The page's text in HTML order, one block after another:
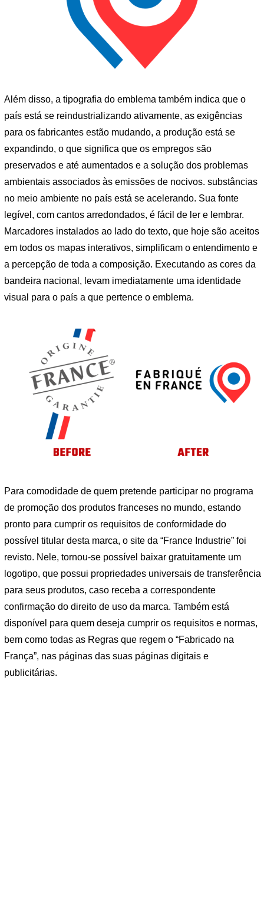
Além disso, a tipografia do emblema também indica que o
país está se reindustrializando ativamente, as exigências
para os fabricantes estão mudando, a produção está se
expandindo, o que significa que os empregos são
preservados e até aumentados e a solução dos problemas
ambientais associados às emissões de nocivos. substâncias
no meio ambiente no país está se acelerando. Sua fonte
legível, com cantos arredondados, é fácil de ler e lembrar.
Marcadores instalados ao lado do texto, que hoje são aceitos
em todos os mapas interativos, simplificam o entendimento e
a percepção de toda a composição. Executando as cores da
bandeira nacional, levam imediatamente uma identidade
visual para o país a que pertence o emblema.
Para comodidade de quem pretende participar no programa
de promoção dos produtos franceses no mundo, estando
pronto para cumprir os requisitos de conformidade do
possível titular desta marca, o site da “France Industrie” foi
revisto. Nele, tornou-se possível baixar gratuitamente um
logotipo, que possui propriedades universais de transferência
para seus produtos, caso receba a correspondente
confirmação do direito de uso da marca. Também está
disponível para quem deseja cumprir os requisitos e normas,
bem como todas as Regras que regem o “Fabricado na
França”, nas páginas das suas páginas digitais e
publicitárias.